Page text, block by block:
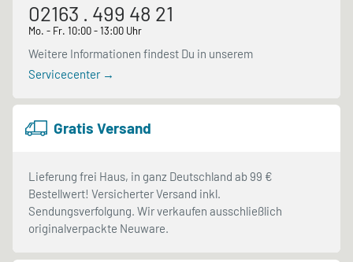
02163 . 499 48 21
Mo. - Fr. 10:00 - 13:00 Uhr
Weitere Informationen findest Du in unserem
Servicecenter →
Gratis Versand
Lieferung frei Haus, in ganz Deutschland ab 99 €
Bestellwert! Versicherter Versand inkl.
Sendungsverfolgung. Wir verkaufen ausschließlich
originalverpackte Neuware.